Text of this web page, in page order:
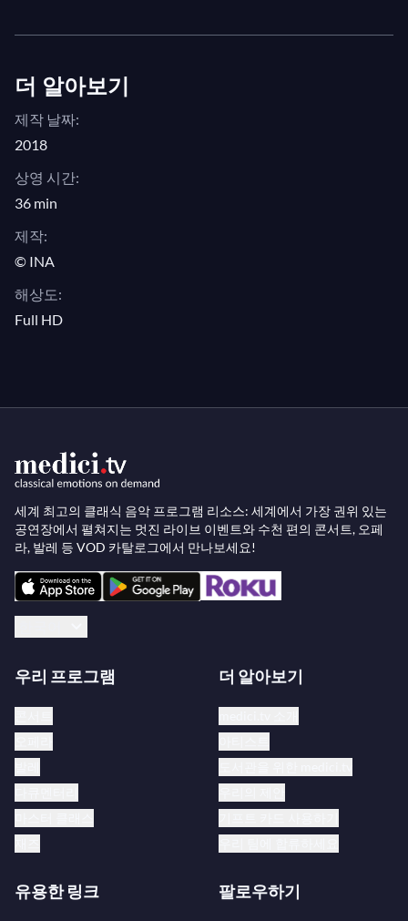
더 알아보기
제작 날짜:
2018
상영 시간:
36 min
제작:
© INA
해상도:
Full HD
세계 최고의 클래식 음악 프로그램 리소스: 세계에서 가장 권위 있는
공연장에서 펼쳐지는 멋진 라이브 이벤트와 수천 편의 콘서트, 오페
라, 발레 등 VOD 카탈로그에서 만나보세요!
우리 프로그램 더 알아보기
유용한 링크 팔로우하기